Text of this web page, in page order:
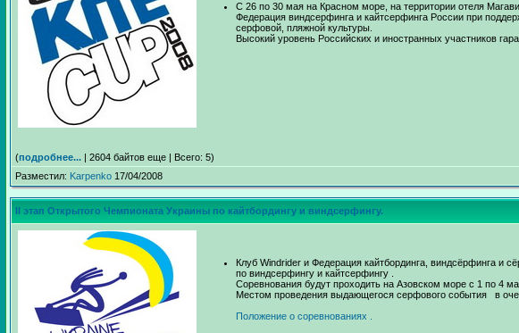
С 26 по 30 мая на Красном море, на территории отеля
Федерация виндсерфинга и кайтсерфинга России при
серфовой, пляжной культуры.
Высокий уровень Российских и иностранных участников
(подробнее... | 2604 байтов еще | Всего: 5)
Разместил: Karpenko 17/04/2008
II этап Открытого Чемпионата Украины по кайтбордингу и виндсерфингу.
Клуб Windrider и Федерация кайтбординга, виндсёрфинга и
по виндсерфингу и кайтсерфингу .
Соревнования будут проходить на Азовском море с 1 по 4
Местом проведения выдающегося серфового события в
Положение о соревнованиях .